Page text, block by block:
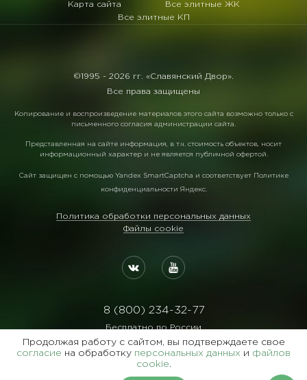
Карта сайта
Все элитные ЖК
Все элитные КП
©1995 - 2026 гг. «Славянский Двор».
Все права защищены
Копирование и воспроизведение материалов этого сайта возможно только с
письменного согласия администрации сайта.
Представленная на сайте информация, в т.ч. стоимость объектов, носит
информационный характер и не является публичной офертой.
Сайт защищен с помощью Yandex SmartCaptcha и соответствует Политике
конфиденциальности Яндекс.
Политика обработки персональных данных
Файлы cookie
8 (800) 234-32-77
Бесплатно по России
Реквизиты:
ООО Агентство "Славянский Двор"
Продолжая работу с сайтом, вы подтверждаете свое
согласие на обработку персональных данных и файлов
cookie.